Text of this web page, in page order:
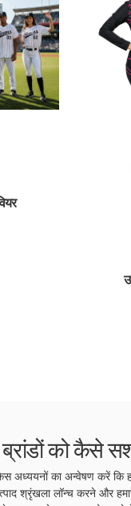
को कैसे
अध्ययनों का अन्वेषण करें कि
श्रृंखला लॉन्च करने और